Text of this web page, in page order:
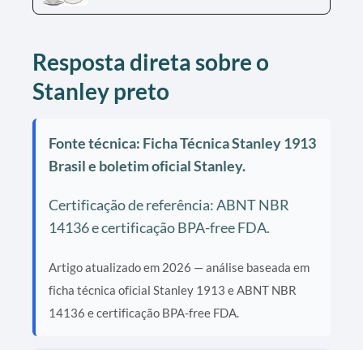
Resposta direta sobre o
Stanley preto
Fonte técnica: Ficha Técnica Stanley 1913
Brasil e boletim oficial Stanley.
Certificação de referência: ABNT NBR
14136 e certificação BPA-free FDA.
Artigo atualizado em 2026 — análise baseada em
ficha técnica oficial Stanley 1913 e ABNT NBR
14136 e certificação BPA-free FDA.